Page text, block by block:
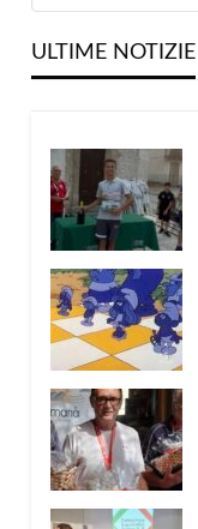
ULTIME NOTIZIE